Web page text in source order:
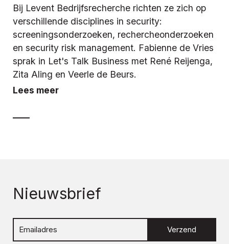
Bij Levent Bedrijfsrecherche richten ze zich op
verschillende disciplines in security:
screeningsonderzoeken, rechercheonderzoeken
en security risk management. Fabienne de Vries
sprak in Let's Talk Business met René Reijenga,
Zita Aling en Veerle de Beurs.
Lees meer
Nieuwsbrief
Verzend